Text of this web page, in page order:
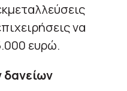
να
ευρώ.